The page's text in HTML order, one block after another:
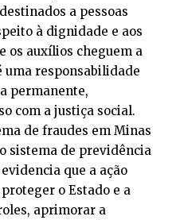
a pessoas
à dignidade e aos
os auxílios cheguem a
uma responsabilidade
permanente,
com a justiça social.
de fraudes em Minas
sistema de previdência
que a ação
o Estado e a
aprimorar a